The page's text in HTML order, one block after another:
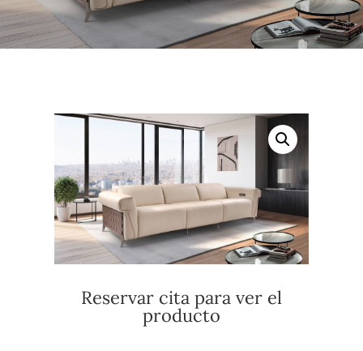
Reservar cita para ver el
producto